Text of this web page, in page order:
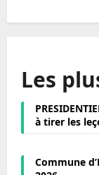
Les
à tirer les
Commune